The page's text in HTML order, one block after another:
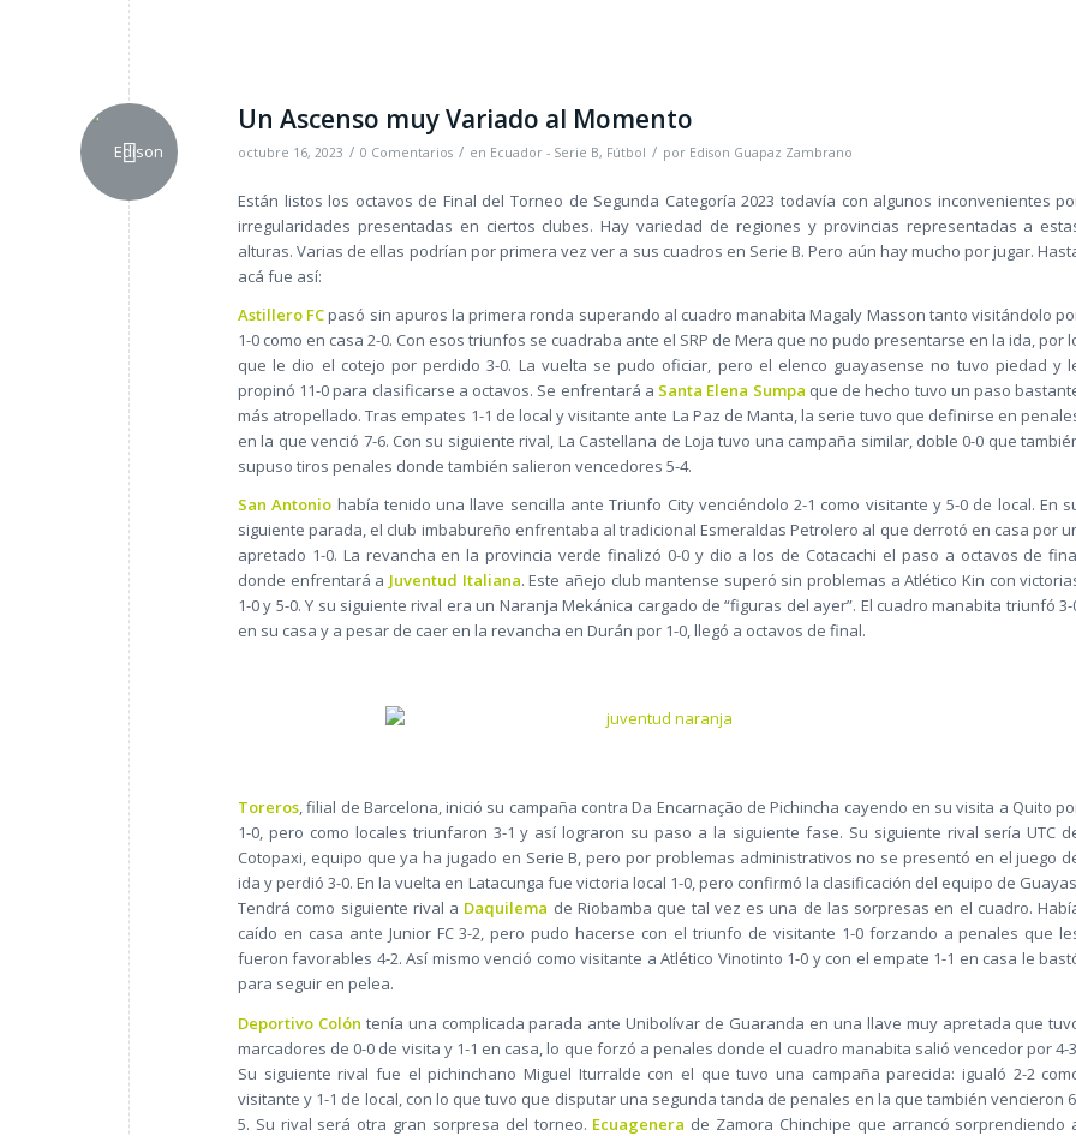
Un Ascenso muy Variado al Momento
octubre 16, 2023 / 0 Comentarios / en Ecuador - Serie B, Fútbol / por Edison Guapaz Zambrano
Están listos los octavos de Final del Torneo de Segunda Categoría 2023 todavía con algunos inconvenientes
irregularidades presentadas en ciertos clubes. Hay variedad de regiones y provincias representadas a
alturas. Varias de ellas podrían por primera vez ver a sus cuadros en Serie B. Pero aún hay mucho por jugar.
acá fue así:
Astillero FCpasó sin apuros la primera ronda superando al cuadro manabita Magaly Masson tanto visitándolo
1-0 como en casa 2-0. Con esos triunfos se cuadraba ante el SRP de Mera que no pudo presentarse en la ida, por
que le dio el cotejo por perdido 3-0. La vuelta se pudo oficiar, pero el elenco guayasense no tuvo piedad y
propinó 11-0 para clasificarse a octavos. Se enfrentará a Santa Elena Sumpa que de hecho tuvo un paso
más atropellado. Tras empates 1-1 de local y visitante ante La Paz de Manta, la serie tuvo que definirse en
en la que venció 7-6. Con su siguiente rival, La Castellana de Loja tuvo una campaña similar, doble 0-0 que
supuso tiros penales donde también salieron vencedores 5-4.
San Antonio había tenido una llave sencilla ante Triunfo City venciéndolo 2-1 como visitante y 5-0 de local. En
siguiente parada, el club imbabureño enfrentaba al tradicional Esmeraldas Petrolero al que derrotó en casa por
apretado 1-0. La revancha en la provincia verde finalizó 0-0 y dio a los de Cotacachi el paso a octavos de
donde enfrentará a Juventud Italiana. Este añejo club mantense superó sin problemas a Atlético Kin con
1-0 y 5-0. Y su siguiente rival era un Naranja Mekánica cargado de “figuras del ayer”. El cuadro manabita triunfó 3-
en su casa y a pesar de caer en la revancha en Durán por 1-0, llegó a octavos de final.
Toreros, filial de Barcelona, inició su campaña contra Da Encarnação de Pichincha cayendo en su visita a Quito
1-0, pero como locales triunfaron 3-1 y así lograron su paso a la siguiente fase. Su siguiente rival sería UTC
Cotopaxi, equipo que ya ha jugado en Serie B, pero por problemas administrativos no se presentó en el juego
ida y perdió 3-0. En la vuelta en Latacunga fue victoria local 1-0, pero confirmó la clasificación del equipo de
Tendrá como siguiente rival a Daquilema de Riobamba que tal vez es una de las sorpresas en el cuadro.
caído en casa ante Junior FC 3-2, pero pudo hacerse con el triunfo de visitante 1-0 forzando a penales que
fueron favorables 4-2. Así mismo venció como visitante a Atlético Vinotinto 1-0 y con el empate 1-1 en casa le
para seguir en pelea.
Deportivo Colón tenía una complicada parada ante Unibolívar de Guaranda en una llave muy apretada que
marcadores de 0-0 de visita y 1-1 en casa, lo que forzó a penales donde el cuadro manabita salió vencedor por 4-
Su siguiente rival fue el pichinchano Miguel Iturralde con el que tuvo una campaña parecida: igualó 2-2
visitante y 1-1 de local, con lo que tuvo que disputar una segunda tanda de penales en la que también vencieron
5. Su rival será otra gran sorpresa del torneo. Ecuagenera de Zamora Chinchipe que arrancó sorprendiendo